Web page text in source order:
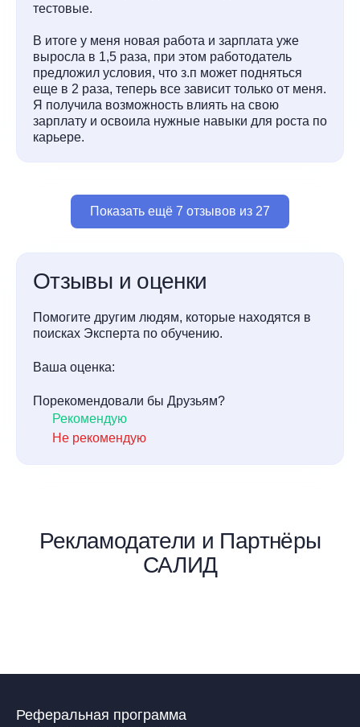
тестовые.
В итоге у меня новая работа и зарплата уже
выросла в 1,5 раза, при этом работодатель
предложил условия, что з.п может подняться
еще в 2 раза, теперь все зависит только от меня.
Я получила возможность влиять на свою
зарплату и освоила нужные навыки для роста по
карьере.
Показать ещё 7 отзывов из 27
Отзывы и оценки
Помогите другим людям, которые находятся в
поисках Эксперта по обучению.
Ваша оценка:
Порекомендовали бы Друзьям?
Рекомендую
Не рекомендую
Рекламодатели и Партнёры
САЛИД
Реферальная программа